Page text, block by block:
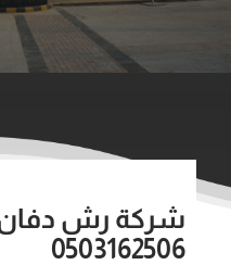
شركة رش دفان
0503162506